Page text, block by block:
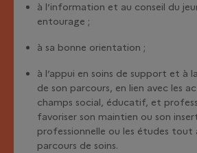
à l’information et au conseil du
entourage ;
à sa bonne orientation ;
à l’appui en soins de support et à
de son parcours, en lien avec les
champs social, éducatif, et
favoriser son maintien ou son
professionnelle ou les études tout
parcours de soins.